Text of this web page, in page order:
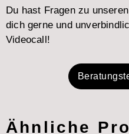
Du hast Fragen zu
dich gerne und
Videocall!
Ähnliche